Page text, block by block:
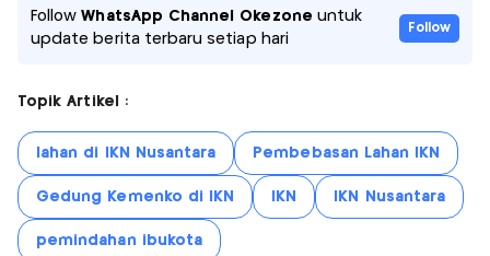
FollowWhatsApp Channel Okezone untuk
update berita terbaru setiap hari
Follow
Topik Artikel :
lahan di IKN Nusantara Pembebasan Lahan IKN
Gedung Kemenko di IKN IKN IKN Nusantara
pemindahan ibukota